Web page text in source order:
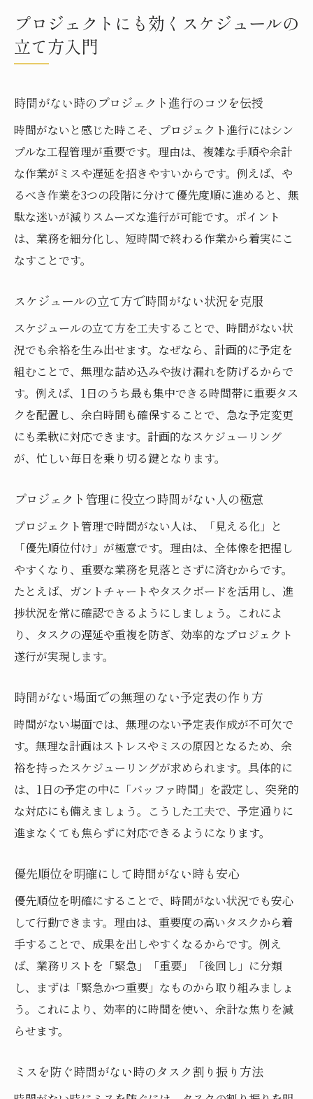
プロジェクトにも効くスケジュールの
立て方入門
時間がない時のプロジェクト進行のコツを伝授
時間がないと感じた時こそ、プロジェクト進行にはシン
プルな工程管理が重要です。理由は、複雑な手順や余計
な作業がミスや遅延を招きやすいからです。例えば、や
るべき作業を3つの段階に分けて優先度順に進めると、無
駄な迷いが減りスムーズな進行が可能です。ポイント
は、業務を細分化し、短時間で終わる作業から着実にこ
なすことです。
スケジュールの立て方で時間がない状況を克服
スケジュールの立て方を工夫することで、時間がない状
況でも余裕を生み出せます。なぜなら、計画的に予定を
組むことで、無理な詰め込みや抜け漏れを防げるからで
す。例えば、1日のうち最も集中できる時間帯に重要タス
クを配置し、余白時間も確保することで、急な予定変更
にも柔軟に対応できます。計画的なスケジューリング
が、忙しい毎日を乗り切る鍵となります。
プロジェクト管理に役立つ時間がない人の極意
プロジェクト管理で時間がない人は、「見える化」と
「優先順位付け」が極意です。理由は、全体像を把握し
やすくなり、重要な業務を見落とさずに済むからです。
たとえば、ガントチャートやタスクボードを活用し、進
捗状況を常に確認できるようにしましょう。これによ
り、タスクの遅延や重複を防ぎ、効率的なプロジェクト
遂行が実現します。
時間がない場面での無理のない予定表の作り方
時間がない場面では、無理のない予定表作成が不可欠で
す。無理な計画はストレスやミスの原因となるため、余
裕を持ったスケジューリングが求められます。具体的に
は、1日の予定の中に「バッファ時間」を設定し、突発的
な対応にも備えましょう。こうした工夫で、予定通りに
進まなくても焦らずに対応できるようになります。
優先順位を明確にして時間がない時も安心
優先順位を明確にすることで、時間がない状況でも安心
して行動できます。理由は、重要度の高いタスクから着
手することで、成果を出しやすくなるからです。例え
ば、業務リストを「緊急」「重要」「後回し」に分類
し、まずは「緊急かつ重要」なものから取り組みましょ
う。これにより、効率的に時間を使い、余計な焦りを減
らせます。
ミスを防ぐ時間がない時のタスク割り振り方法